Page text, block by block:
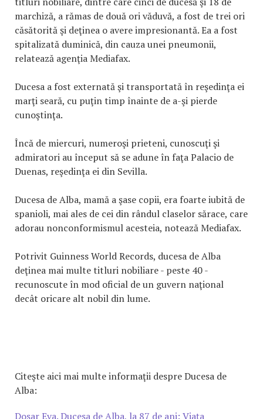
marchiză, a rămas de două ori văduvă, a fost de trei ori
căsătorită şi deţinea o avere impresionantă. Ea a fost
spitalizată duminică, din cauza unei pneumonii,
relatează agenţia Mediafax.
Ducesa a fost externată şi transportată în reşedinţa ei
marţi seară, cu puţin timp înainte de a-şi pierde
cunoştinţa.
Încă de miercuri, numeroşi prieteni, cunoscuţi şi
admiratori au început să se adune în faţa Palacio de
Duenas, reşedinţa ei din Sevilla.
Ducesa de Alba, mamă a şase copii, era foarte iubită de
spanioli, mai ales de cei din rândul claselor sărace, care
adorau nonconformismul acesteia, notează Mediafax.
Potrivit Guinness World Records, ducesa de Alba
deţinea mai multe titluri nobiliare - peste 40 -
recunoscute în mod oficial de un guvern naţional
decât oricare alt nobil din lume.
Citeşte aici mai multe informaţii despre Ducesa de
Alba:
Dosar Eva. Ducesa de Alba, la 87 de ani: Viața